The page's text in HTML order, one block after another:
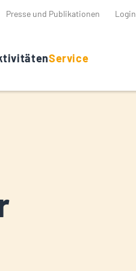
Presse und Publikationen Login
Service